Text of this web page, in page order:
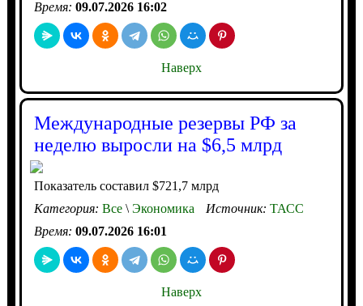
Время: 09.07.2026 16:02
Наверх
Международные резервы РФ за
неделю выросли на $6,5 млрд
Показатель составил $721,7 млрд
Категория: Все\Экономика Источник: ТАСС
Время: 09.07.2026 16:01
Наверх